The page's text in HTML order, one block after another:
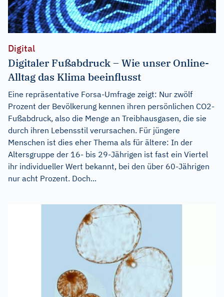
Digital
Digitaler Fußabdruck – Wie unser Online-
Alltag das Klima beeinflusst
Eine repräsentative Forsa-Umfrage zeigt: Nur zwölf
Prozent der Bevölkerung kennen ihren persönlichen CO2-
Fußabdruck, also die Menge an Treibhausgasen, die sie
durch ihren Lebensstil verursachen. Für jüngere
Menschen ist dies eher Thema als für ältere: In der
Altersgruppe der 16- bis 29-Jährigen ist fast ein Viertel
ihr individueller Wert bekannt, bei den über 60-Jährigen
nur acht Prozent. Doch...